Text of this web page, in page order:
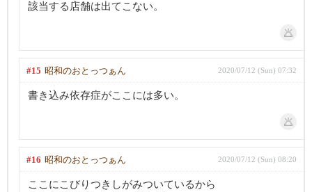
該当する店舗は出てこない。
#15 昭和のおとっつぁん 2020/07/12 (Sun) 07:32
書き込み依存症がここには多い。
#16 昭和のおとっつぁん 2020/07/12 (Sun) 08:20
ここにこびりつきしがみついているから